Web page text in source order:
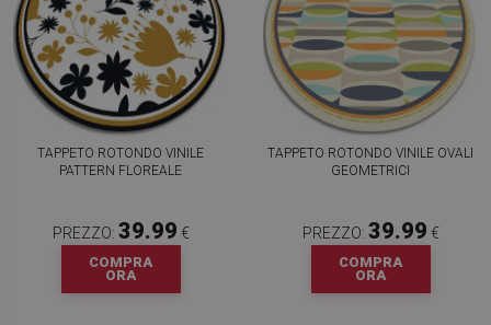
TAPPETO ROTONDO VINILE
PATTERN FLOREALE
PREZZO: 39.99 €
COMPRA
ORA
TAPPETO ROTONDO VINILE OVALI
GEOMETRICI
PREZZO: 39.99 €
COMPRA
ORA